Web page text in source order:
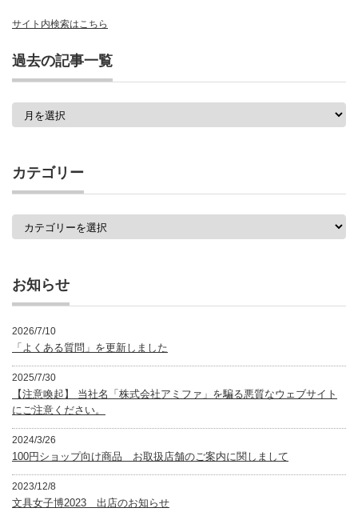
サイト内検索はこちら
過去の記事一覧
過
一
覧
カテゴリー
カ
お知らせ
2026/7/10
「よくある質問」を更新しました
2025/7/30
【注意喚起】 当社名「株式会社アミファ」を騙る悪質なウェブサイト
にご注意ください。
2024/3/26
100円ショップ向け商品 お取扱店舗のご案内に関しまして
2023/12/8
文具女子博2023 出店のお知らせ